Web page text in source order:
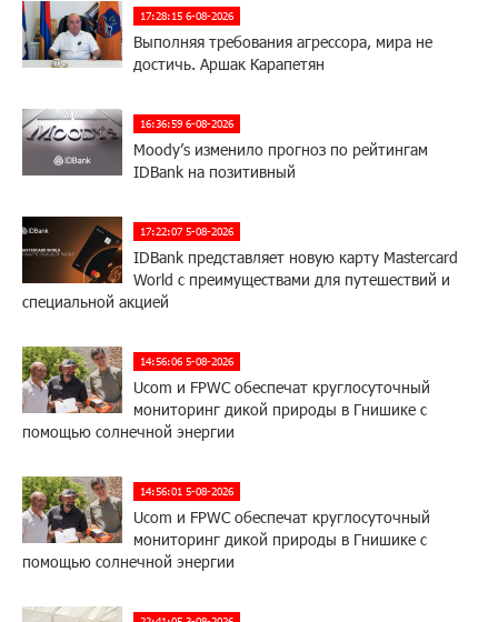
17:28:15 6-08-2026
Выполняя требования агрессора, мира не
достичь. Аршак Карапетян
16:36:59 6-08-2026
Moody’s изменило прогноз по рейтингам
IDBank на позитивный
17:22:07 5-08-2026
IDBank представляет новую карту Mastercard
World с преимуществами для путешествий и
специальной акцией
14:56:06 5-08-2026
Ucom и FPWC обеспечат круглосуточный
мониторинг дикой природы в Гнишике с
помощью солнечной энергии
14:56:01 5-08-2026
Ucom и FPWC обеспечат круглосуточный
мониторинг дикой природы в Гнишике с
помощью солнечной энергии